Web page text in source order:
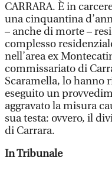
CARRARA. È in
una cinquantina
– anche di morte –
complesso
nell’area ex
commissariato di
Scaramella, lo hanno
eseguito un
aggravato la misura
sua testa: ovvero, il
di Carrara.
In Tribunale